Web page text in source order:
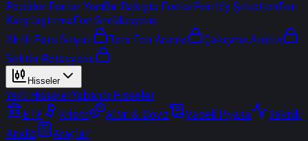
Popüler Fonlar YeniBir Bakışta FonlarPortföy ŞirketleriFon
KarşılaştırmaFon Simülasyonu
Akıllı Para Sinyali
Ters Fon Arama
Çakışma Analizi
Sektör Rotasyonu
Hisseler
Yerli HisselerYabancı Hisseler
ETF
Kripto Altın & Döviz Vadeli Piyasa
Teknik
Analiz
Araçlar